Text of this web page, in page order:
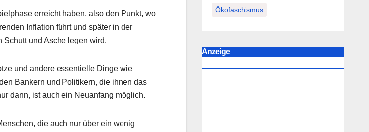
erreicht haben, also den Punkt, wo
Inflation führt und später in der
Schutt und Asche legen wird.
und andere essentielle Dinge wie
Bankern und Politikern, die ihnen das
dann, ist auch ein Neuanfang möglich.
die auch nur über ein wenig
Ökofaschismus
Anzeige